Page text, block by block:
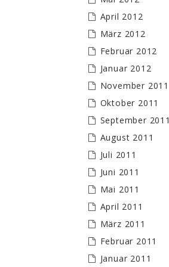
April 2012
März 2012
Februar 2012
Januar 2012
November 2011
Oktober 2011
September 2011
August 2011
Juli 2011
Juni 2011
Mai 2011
April 2011
März 2011
Februar 2011
Januar 2011